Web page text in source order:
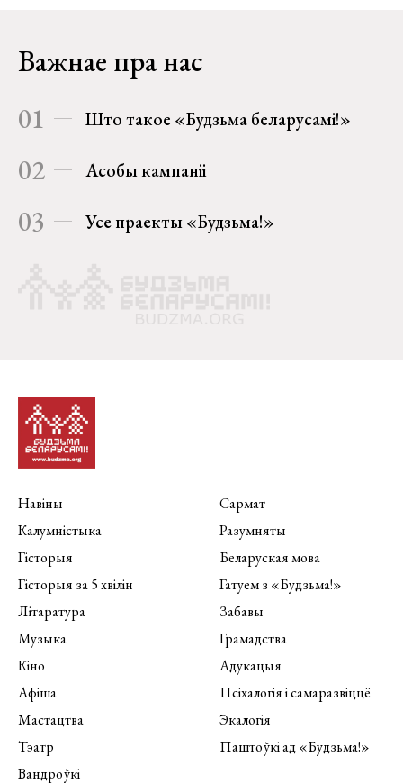
Важнае пра нас
01 Што такое «Будзьма беларусамі!»
02 Асобы кампаніі
03 Усе праекты «Будзьма!»
Навіны
Калумністыка
Гісторыя
Гісторыя за 5 хвілін
Літаратура
Музыка
Кіно
Афіша
Мастацтва
Тэатр
Вандроўкі
Сармат
Разумняты
Беларуская мова
Гатуем з «Будзьма!»
Забавы
Грамадства
Адукацыя
Псіхалогія і самаразвіццё
Экалогія
Паштоўкі ад «Будзьма!»